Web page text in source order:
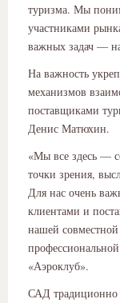
туризма. Мы
участниками
важных задач —
На важность
механизмов
поставщиками
Денис Матюхин.
«Мы все здесь —
точки зрения,
Для нас очень
клиентами и
нашей
«Аэроклуб».
САД традиционно